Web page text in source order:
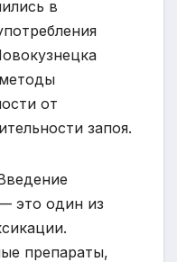
в
от
запоя.
это один из
препараты,